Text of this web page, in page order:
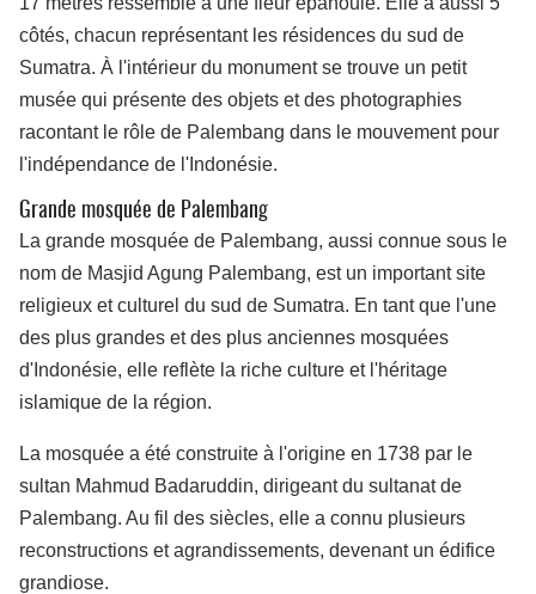
côtés, chacun représentant les résidences du sud de
Sumatra. À l'intérieur du monument se trouve un petit
musée qui présente des objets et des photographies
racontant le rôle de Palembang dans le mouvement pour
l'indépendance de l'Indonésie.
Grande mosquée de Palembang
La grande mosquée de Palembang, aussi connue sous le
nom de Masjid Agung Palembang, est un important site
religieux et culturel du sud de Sumatra. En tant que l'une
des plus grandes et des plus anciennes mosquées
d'Indonésie, elle reflète la riche culture et l'héritage
islamique de la région.
La mosquée a été construite à l'origine en 1738 par le
sultan Mahmud Badaruddin, dirigeant du sultanat de
Palembang. Au fil des siècles, elle a connu plusieurs
reconstructions et agrandissements, devenant un édifice
grandiose.